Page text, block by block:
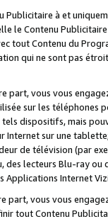
Publicitaire à et
le Contenu
tout Contenu du
qui ne sont pas
part, vous vous
sur les téléphones
dispositifs, mais
Internet sur une
de télévision (par
lecteurs Blu-ray
Applications Internet
vous vous
tout Contenu